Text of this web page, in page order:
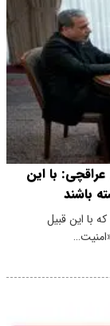
عراقچی: با این
باشند
با این قبیل